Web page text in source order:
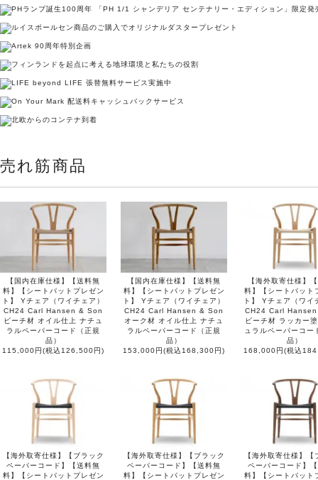
売れ筋商品
【国内在庫仕様】【送料無
料】【シートパットプレゼン
ト】 Yチェア（ワイチェア）
CH24 Carl Hansen & Son
ビーチ材 オイル仕上 ナチュ
ラルペーパーコード（正規
品）
115,000円(税込126,500円)
【国内在庫仕様】【送料無
料】【シートパットプレゼン
ト】 Yチェア（ワイチェア）
CH24 Carl Hansen & Son
オーク材 オイル仕上 ナチュ
ラルペーパーコード（正規
品）
153,000円(税込168,300円)
【海外取寄仕様】
料】【シートパット
ト】 Yチェア（ワイ
CH24 Carl
ビーチ材 ラッカー
ュラルペーパーコー
品）
168,000円(税込
【海外取寄仕様】【ブラック
ペーパーコード】【送料無
料】【シートパットプレゼン
【海外取寄仕様】【ブラック
ペーパーコード】【送料無
料】【シートパットプレゼン
【海外取寄仕様】【
ペーパーコード】
料】【シートパット